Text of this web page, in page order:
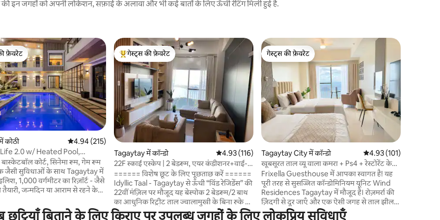
इन जगहों को अपनी लोकेशन, सफ़ाई के अलावा और भी कई बातों के लिए ऊँची रेटिंग मिली हुई है.
फ़ेवरेट
फ़ेवरेट
कोठी औसत रेटिंग 5 में से 4.94, 215 समीक्षाएँ
4.94 (215)
2.0 w/ Heated Pool,
Court
कोर्ट, सिनेमा रूम, गेम रूम
जैसी सुविधाओं के साथ Tagaytay में
1,000 वर्गमीटर का रिज़ॉर्ट - जैसे
तैयारी, जन्मदिन या आराम से रहने के
क्लबहाउस जैसी जगह की तस्वीर। 8
पार्किंग, बड़े समूहों के लिए बिल्कुल
गेस्ट्स का टॉप फ़ेवरेट
गेस्ट्स की फ़ेवरेट
Tagaytay में कॉन्डो औसत रेटिंग 5 में से 4.93, 116 समीक्षाएँ
4.93 (116)
22F स्काई एस्केप | 2 बेडरूम, एयर कंडीशनर+वाई-
फाई+Netflix+ताल का नज़ारा
====== विशेष छूट के लिए पूछताछ करें ======
Idyllic Taal - Tagaytay से ऊँची “विंड रेजिडेंस” की
22वीं मंज़िल पर मौजूद यह बेस्पोक 2 बेडरूम/2 बाथ
का आधुनिक रिट्रीट ताल ज्वालामुखी के बिना रुके हुए
नज़ारे पेश करता है। चिकना न्यूनतम और मध्य -
गेस्ट्स की फ़ेवरेट
गेस्ट्स की फ़ेवरेट
Tagaytay City में कॉन्डो औसत रेटिंग 5 में से 4.93,
4.93 (101)
खूबसूरत ताल व्यू वाला कमरा + Ps4 + रेस्टोरेंट के
करीब
Frixella Guesthouse में आपका स्वागत है! यह
पूरी तरह से सुसज्जित कॉन्डोमिनियम यूनिट Wind
Residences Tagaytay में मौजूद है। रोज़मर्रा की
ज़िंदगी से दूर जाएँ और एक ऐसी जगह से ताल झील
और ज्वालामुखी के शानदार नज़ारों का मज़ा लें, जो
छुट्टियाँ बिताने के लिए किराए पर उपलब्ध जगहों के लिए लोकप्रिय सुविधाएँ